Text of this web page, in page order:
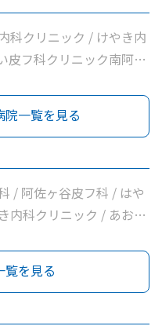
社団蘭松会蘭松医院 / 医
科 / シャレール荻窪前や
科クリニック / けやき内
皮フ科クリニック南阿佐
院一覧を見る
/ 阿佐ヶ谷皮フ科 / はや
内科クリニック / あおい
覧を見る